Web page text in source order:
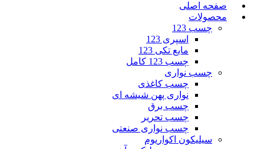
صفحه اصلی
محصولات
چسب 123
اسپری 123
مایع تکی 123
چسب 123 کامل
چسب نواری
چسب کاغذی
نواری پهن شیشه ای
چسب برق
چسب تحریر
چسب نواری صنعتی
سیلیکون اکواریوم